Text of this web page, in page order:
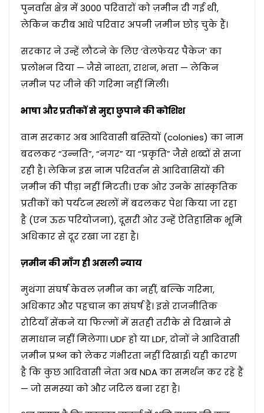
पुनर्वास क्षेत्र में 3000 परिवारों को ज़मीन दी गई थी,
लेकिन करीब आधे परिवार अपनी ज़मीन छोड़ चुके हैं।
सरकार ने उन्हें लौटने के लिए ‘वेलफेयर पैकेज’ का
प्रलोभन दिया — जैसे नाश्ता, राशन, भत्ता — लेकिन
ज़मीन पर जीने की गरिमा नहीं मिली।
भाषा और प्रतीकों से मुद्दा छुपाने की कोशिश
वाम सरकार अब आदिवासी बस्तियों (colonies) का नाम
बदलकर “उन्नति”, “नगर” या “प्रकृति” जैसे शब्दों से सजा
रही है। लेकिन इस नाम परिवर्तन से आदिवासियों की
ज़मीन की पीड़ा नहीं मिटती। एक ओर उनके सांस्कृतिक
प्रतीकों को पर्यटन स्थलों में बदलकर पेश किया जा रहा
है (एन ऊरु परियोजना), दूसरी ओर उन्हें ऐतिहासिक भूमि
अधिकार से दूर रखा जा रहा है।
ज़मीन की माँग ही असली न्याय
मुथंगा संघर्ष केवल ज़मीन का नहीं, बल्कि गरिमा,
अधिकार और पहचान का संघर्ष है। इसे राजनीतिक
रोटियाँ सेंकने या फिल्मों में सतही तरीके से दिखाने से
समाधान नहीं मिलेगा। UDF हो या LDF, दोनों ने आदिवासी
ज़मीन प्रश्न को लेकर गंभीरता नहीं दिखाई। यही कारण
है कि कुछ आदिवासी नेता अब NDA का समर्थन कर रहे हैं
— जो समस्या को और जटिल बना रहा है।